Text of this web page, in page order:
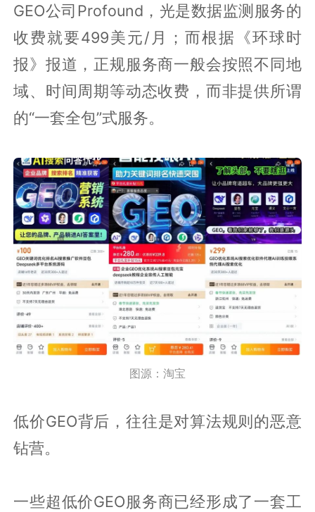
GEO公司Profound，光是数据监测服务的
收费就要499美元/月；而根据《环球时
报》报道，正规服务商一般会按照不同地
域、时间周期等动态收费，而非提供所谓
的“一套全包”式服务。
图源：淘宝
低价GEO背后，往往是对算法规则的恶意
钻营。
一些超低价GEO服务商已经形成了一套工